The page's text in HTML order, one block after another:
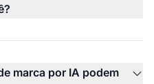
marca por IA podem